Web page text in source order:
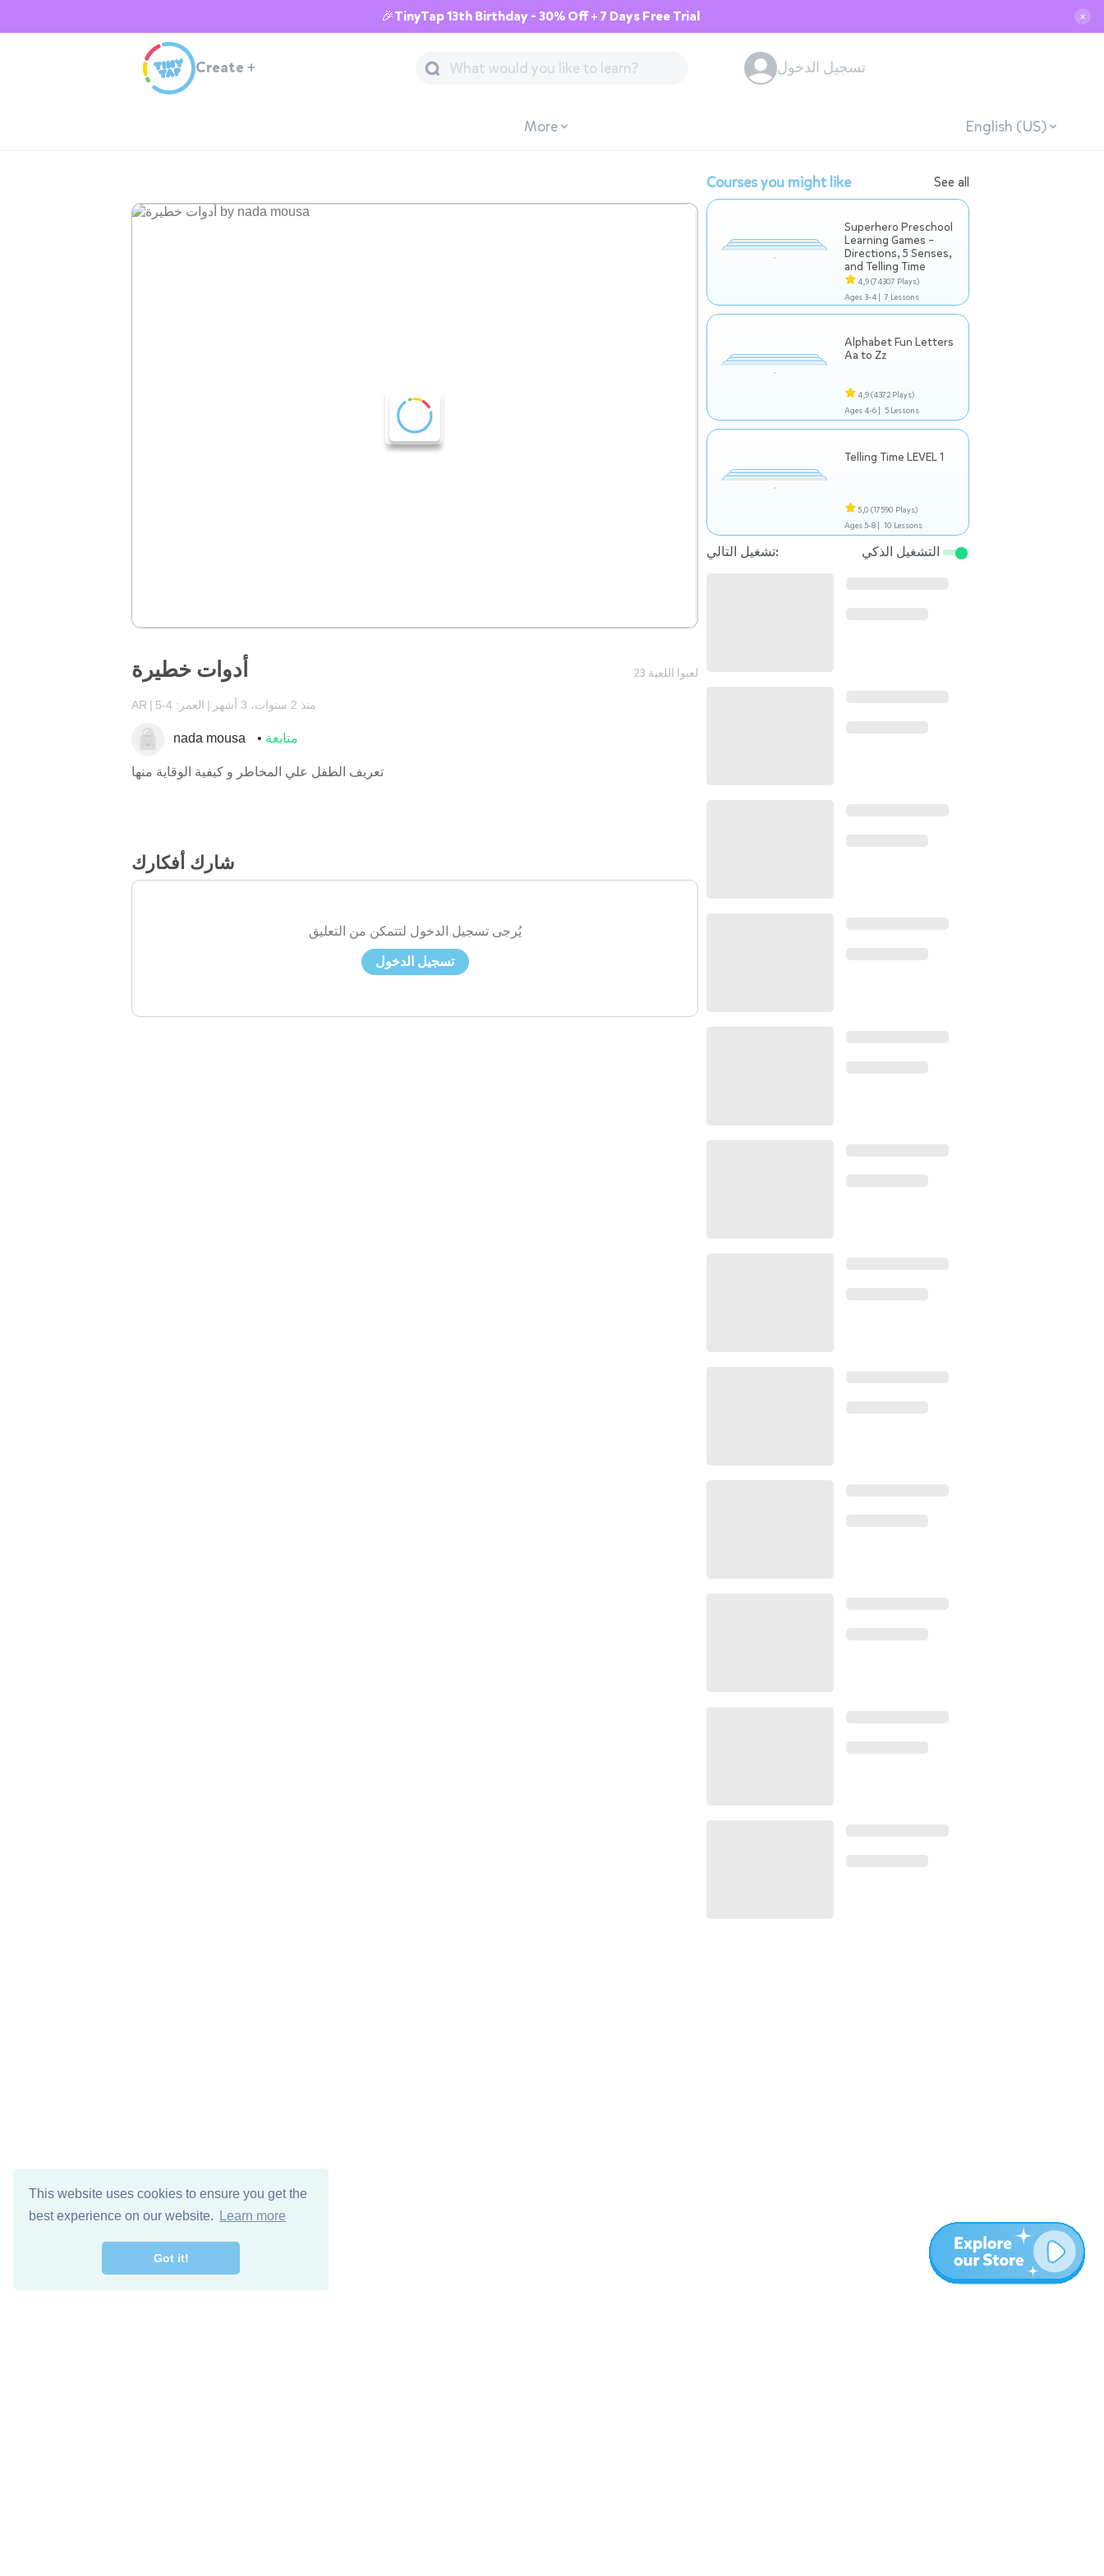
This website uses cookies to ensure you get the
best experience on our website.
Learn more
Got it!
🎉TinyTap 13th Birthday - 30% Off + 7 Days Free Trial ✕
Create + تسجيل الدخول
More English (US)
أدوات خطيرة 23 لعبوا اللعبة
AR العمر: 4-5 منذ 2 سنوات، 3 أشهر
nada mousa متابعة
تعريف الطفل علي المخاطر و كيفية الوقاية منها
شارك أفكارك
يُرجى تسجيل الدخول لتتمكن من التعليق
تسجيل الدخول
Courses you might like See all
Superhero Preschool
Learning Games –
Directions, 5 Senses,
and Telling Time
4,9(74307 Plays)
Ages 3-4 | 7 Lessons
Alphabet Fun Letters
Aa to Zz
4,9(4372 Plays)
Ages 4-6 | 5 Lessons
Telling Time LEVEL 1
5,0 (17590 Plays)
Ages 5-8 | 10 Lessons
تشغيل التالي: